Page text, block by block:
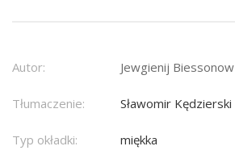
Autor: Jewgienij Biessonow
Tłumaczenie: Sławomir Kędzierski
Typ okładki: miękka